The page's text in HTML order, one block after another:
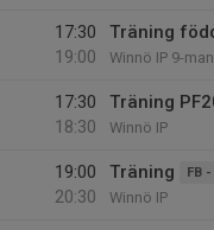
17:30
19:00
Träning
Winnö IP 9-
17:30
18:30
Träning
Winnö IP
19:00
20:30
Träning FB
Winnö IP